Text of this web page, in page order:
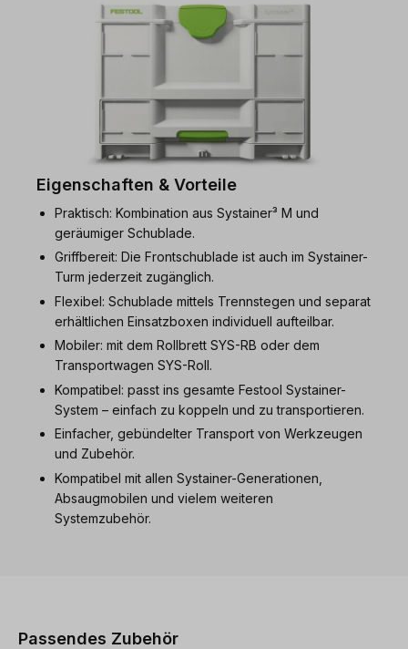
Eigenschaften & Vorteile
Praktisch: Kombination aus Systainer³ M und
geräumiger Schublade.
Griffbereit: Die Frontschublade ist auch im Systainer-
Turm jederzeit zugänglich.
Flexibel: Schublade mittels Trennstegen und separat
erhältlichen Einsatzboxen individuell aufteilbar.
Mobiler: mit dem Rollbrett SYS-RB oder dem
Transportwagen SYS-Roll.
Kompatibel: passt ins gesamte Festool Systainer-
System – einfach zu koppeln und zu transportieren.
Einfacher, gebündelter Transport von Werkzeugen
und Zubehör.
Kompatibel mit allen Systainer-Generationen,
Absaugmobilen und vielem weiteren
Systemzubehör.
Passendes Zubehör